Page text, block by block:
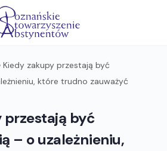
Kiedy zakupy przestają być
które trudno zauważyć
przestają być
– o uzależnieniu,